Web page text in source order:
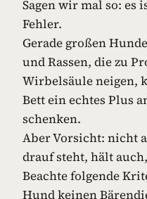
Sagen wir mal so: es
Fehler.
Gerade großen
und Rassen, die zu
Wirbelsäule neigen,
Bett ein echtes Plus
schenken.
Aber Vorsicht: nicht
drauf steht, hält
Beachte folgende
Hund keinen